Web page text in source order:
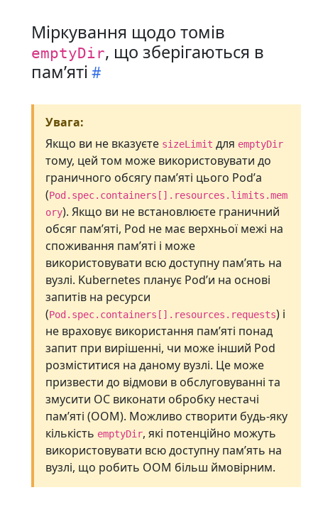
Міркування щодо томів
emptyDir, що зберігаються в
памʼяті
Увага:
Якщо ви не вказуєте sizeLimit для emptyDir
тому, цей том може використовувати до
граничного обсягу памʼяті цього Podʼа
(Pod.spec.containers[].resources.limits.mem
ory). Якщо ви не встановлюєте граничний
обсяг памʼяті, Pod не має верхньої межі на
споживання памʼяті і може
використовувати всю доступну памʼять на
вузлі. Kubernetes планує Podʼи на основі
запитів на ресурси
(Pod.spec.containers[].resources.requests) і
не враховує використання памʼяті понад
запит при вирішенні, чи може інший Pod
розміститися на даному вузлі. Це може
призвести до відмови в обслуговуванні та
змусити ОС виконати обробку нестачі
памʼяті (OOM). Можливо створити будь-яку
кількість emptyDir, які потенційно можуть
використовувати всю доступну памʼять на
вузлі, що робить OOM більш ймовірним.